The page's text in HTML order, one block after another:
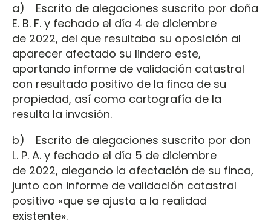
a) Escrito de alegaciones suscrito por doña
E. B. F. y fechado el día 4 de diciembre
de 2022, del que resultaba su oposición al
aparecer afectado su lindero este,
aportando informe de validación catastral
con resultado positivo de la finca de su
propiedad, así como cartografía de la
resulta la invasión.
b) Escrito de alegaciones suscrito por don
L. P. A. y fechado el día 5 de diciembre
de 2022, alegando la afectación de su finca,
junto con informe de validación catastral
positivo «que se ajusta a la realidad
existente».